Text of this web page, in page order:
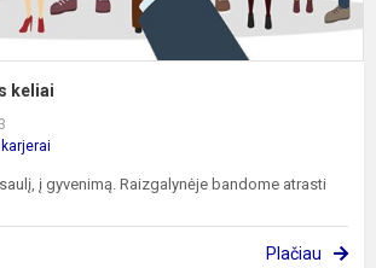
keliai
į gyvenimą. Raizgalynėje bandome atrasti
Plačiau